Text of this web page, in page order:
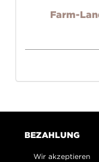
Farm-
BEZAHLUNG
Wir akzeptieren